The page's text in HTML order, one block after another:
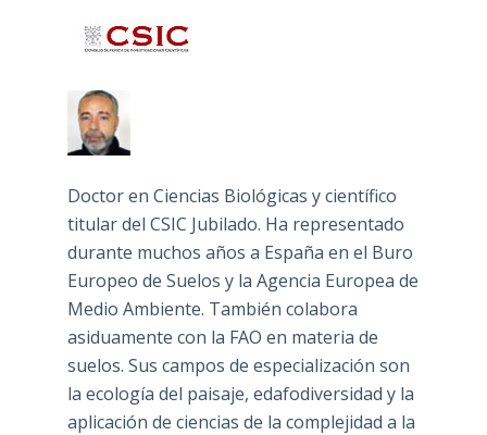
Doctor en Ciencias Biológicas y científico
titular del CSIC Jubilado. Ha representado
durante muchos años a España en el Buro
Europeo de Suelos y la Agencia Europea de
Medio Ambiente. También colabora
asiduamente con la FAO en materia de
suelos. Sus campos de especialización son
la ecología del paisaje, edafodiversidad y la
aplicación de ciencias de la complejidad a la